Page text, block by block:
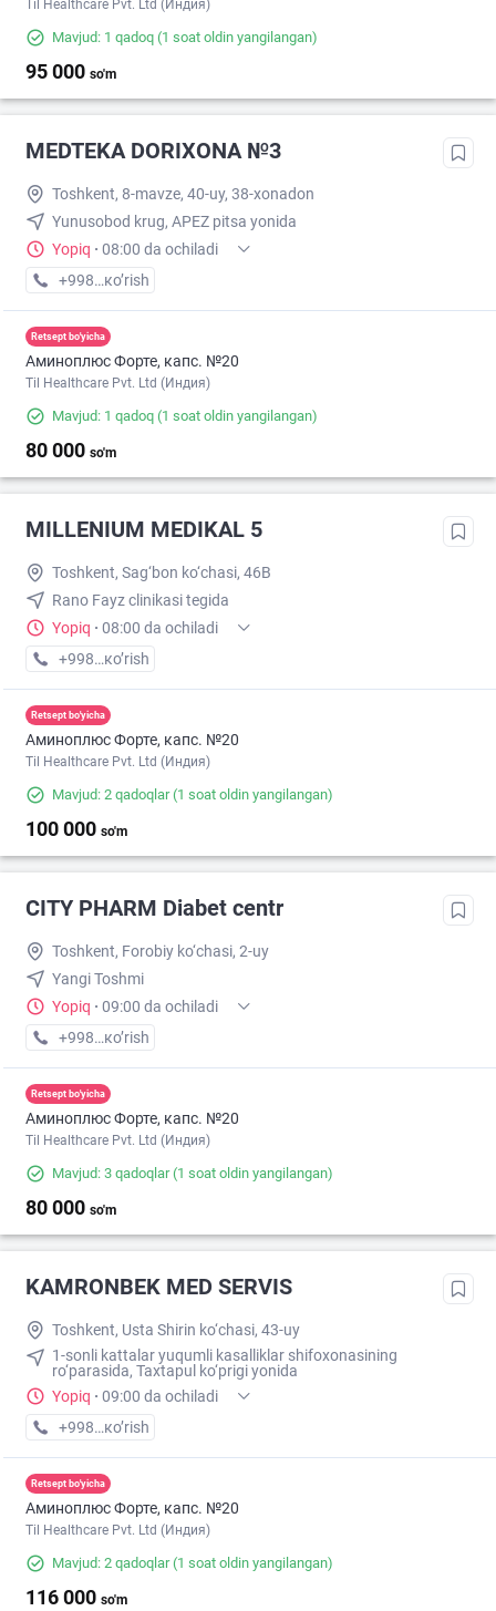
Til Healthcare Pvt. Ltd (Индия)
Mavjud: 1 qadoq (1 soat oldin yangilangan)
95 000 so'm
MEDTEKA DORIXONA №3
Toshkent, 8-mavze, 40-uy, 38-xonadon
Yunusobod krug, APEZ pitsa yonida
Yopiq · 08:00 da ochiladi
+998 (95) XXX-XX-XX
кo’rish
Retsept bo'yicha
Аминоплюс Форте, капс. №20
Til Healthcare Pvt. Ltd (Индия)
Mavjud: 1 qadoq (1 soat oldin yangilangan)
80 000 so'm
MILLENIUM MEDIKAL 5
Toshkent, Sag‘bon ko‘chasi, 46B
Rano Fayz clinikasi tegida
Yopiq · 08:00 da ochiladi
+998 (77) XXX-XX-XX
кo’rish
Retsept bo'yicha
Аминоплюс Форте, капс. №20
Til Healthcare Pvt. Ltd (Индия)
Mavjud: 2 qadoqlar(1 soat oldin yangilangan)
100 000 so'm
CITY PHARM Diabet centr
Toshkent, Forobiy ko‘chasi, 2-uy
Yangi Toshmi
Yopiq · 09:00 da ochiladi
+998 (98) XXX-XX-XX
кo’rish
Retsept bo'yicha
Аминоплюс Форте, капс. №20
Til Healthcare Pvt. Ltd (Индия)
Mavjud: 3 qadoqlar(1 soat oldin yangilangan)
80 000 so'm
KAMRONBEK MED SERVIS
Toshkent, Usta Shirin ko‘chasi, 43-uy
1-sonli kattalar yuqumli kasalliklar shifoxonasining
ro‘parasida, Taxtapul ko‘prigi yonida
Yopiq · 09:00 da ochiladi
+998 (95) XXX-XX-XX
кo’rish
Retsept bo'yicha
Аминоплюс Форте, капс. №20
Til Healthcare Pvt. Ltd (Индия)
Mavjud: 2 qadoqlar(1 soat oldin yangilangan)
116 000 so'm